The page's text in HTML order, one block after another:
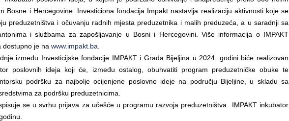
Bosne i Hercegovine. Investiciona fondacija Impakt nastavlja realizaciju aktivnosti koje se
preduzetništva i očuvanju radnih mjesta preduzetnika i malih preduzeća, a u saradnji sa
i službama za zapošljavanje u Bosni i Hercegovini. Više informacija o IMPAKT
dostupno je na www.impakt.ba
između Investicijske fondacije IMPAKT i Grada Bijeljina u 2024. godini biće realizovan
poslovnih ideja koji će, između ostalog, obuhvatiti program preduzetničke obuke te
podršku za najbolje ocijenjene poslovne ideje na području Bijeljine, u skladu sa
za podršku preduzetnicima.
se u svrhu prijava za učešće u programu razvoja preduzetništva IMPAKT inkubator